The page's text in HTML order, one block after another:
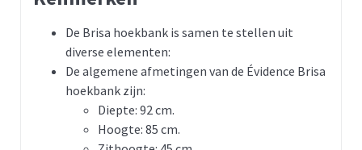
De Brisa hoekbank is samen te stellen uit
diverse elementen:
De algemene afmetingen van de Évidence Brisa
hoekbank zijn:
Diepte: 92 cm.
Hoogte: 85 cm.